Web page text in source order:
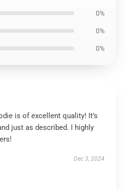
0%
0%
0%
is of excellent quality! It’s
just as described. I highly
Dec 3, 2024